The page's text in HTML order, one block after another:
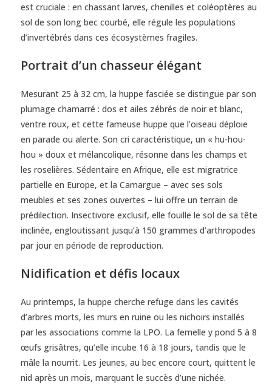
est cruciale : en chassant larves, chenilles et coléoptères au
sol de son long bec courbé, elle régule les populations
d’invertébrés dans ces écosystèmes fragiles.
Portrait d’un chasseur élégant
Mesurant 25 à 32 cm, la huppe fasciée se distingue par son
plumage chamarré : dos et ailes zébrés de noir et blanc,
ventre roux, et cette fameuse huppe que l’oiseau déploie
en parade ou alerte. Son cri caractéristique, un « hu-hou-
hou » doux et mélancolique, résonne dans les champs et
les roselières. Sédentaire en Afrique, elle est migratrice
partielle en Europe, et la Camargue – avec ses sols
meubles et ses zones ouvertes – lui offre un terrain de
prédilection. Insectivore exclusif, elle fouille le sol de sa tête
inclinée, engloutissant jusqu’à 150 grammes d’arthropodes
par jour en période de reproduction.
Nidification et défis locaux
Au printemps, la huppe cherche refuge dans les cavités
d’arbres morts, les murs en ruine ou les nichoirs installés
par les associations comme la LPO. La femelle y pond 5 à 8
œufs grisâtres, qu’elle incube 16 à 18 jours, tandis que le
mâle la nourrit. Les jeunes, au bec encore court, quittent le
nid après un mois, marquant le succès d’une nichée.